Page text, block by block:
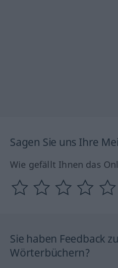
Sagen Sie uns Ihre
Wie gefällt Ihnen das
Sie haben Feedback
Wörterbüchern?